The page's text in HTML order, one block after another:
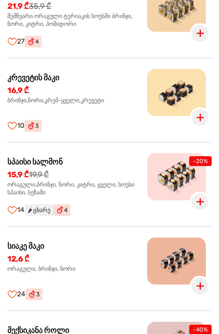
21,9 ₾35,9 ₾
შემწვარი ორაგული ტერიაკის სოუსში ბრინჯი,
ნორი, კიტრი, პომიდორი
27 4
კრევეტის მაკი
16,9 ₾
ბრინჯი,ნორი,კრემ-ყველი,კრევეტი
10 3
-20%
სპაისი სალმონ
15,9 ₾19,9 ₾
ორაგული,ბრინჯი, ნორი, კიტრი, ყველი, სოუსი
სპაისი, სეზამი
14 🌶️ ცხარე 4
სიაკე მაკი
12,6 ₾
ორაგული, ბრინჯი, ნორი
24 3
-40%
მექსიკანა როლი